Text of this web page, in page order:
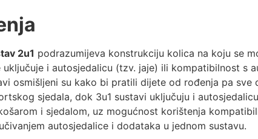
2u1 podrazumijeva konstrukciju kolica na koju se
uključuje i autosjedalicu (tzv. jaje) ili kompatibilnost s
osmišljeni su kako bi pratili dijete od rođenja pa sve
sjedala, dok 3u1 sustavi uključuju i
i sjedalom, uz mogućnost korištenja
autosjedalice i dodataka u jednom sustavu.